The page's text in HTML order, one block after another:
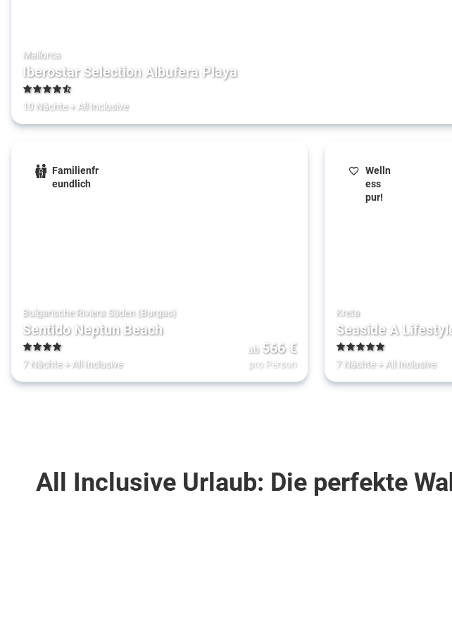
Mallorca
Iberostar Selection Albufera Playa
4.5
10 Nächte+ All Inclusive
Familienfr
eundlich
Bulgarische Riviera Süden (Burgas)
Sentido Neptun Beach
4
7 Nächte+ All Inclusive
ab 566€
pro Person
Welln
ess
pur!
Kreta
Seaside A
5
7 Nächte+ All Inclusive
All Inclusive Urlaub: Die perfekte